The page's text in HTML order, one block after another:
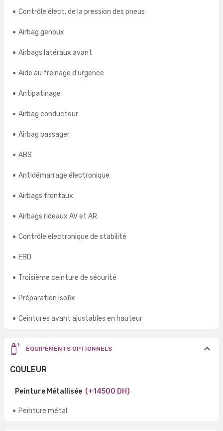
Contrôle élect. de la pression des pneus
Airbag genoux
Airbags latéraux avant
Aide au freinage d'urgence
Antipatinage
Airbag conducteur
Airbag passager
ABS
Antidémarrage électronique
Airbags frontaux
Airbags rideaux AV et AR
Contrôle electronique de stabilité
EBD
Troisième ceinture de sécurité
Préparation Isofix
Ceintures avant ajustables en hauteur
ÉQUIPEMENTS OPTIONNELS
COULEUR
Peinture Métallisée (+14500 DH)
Peinture métal